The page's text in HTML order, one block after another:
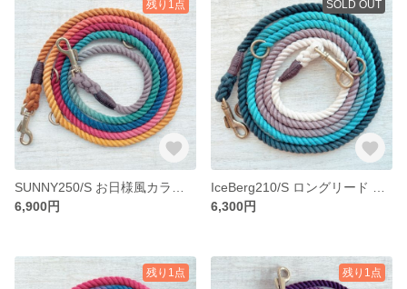
残り1点
6,900円
SOLD OUT
6,300円
残り1点 残り1点